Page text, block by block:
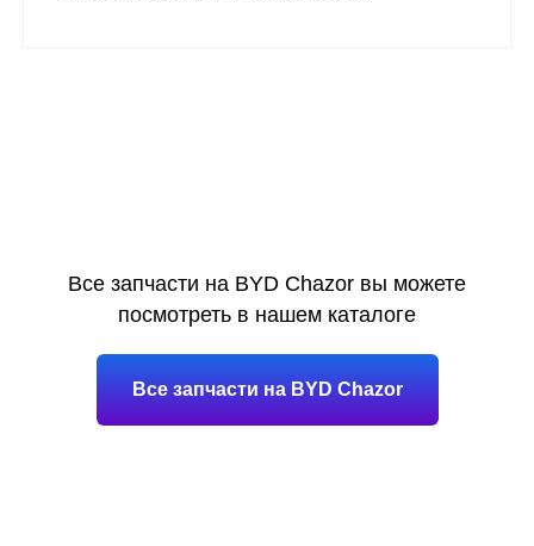
Все запчасти на BYD Chazor вы можете
посмотреть в нашем каталоге
Все запчасти на BYD Chazor